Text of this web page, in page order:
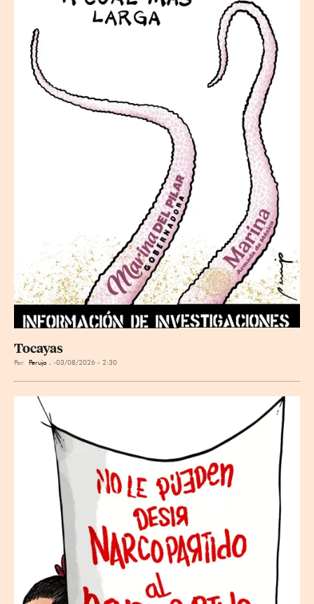
Tocayas
Por Perujo . 03/08/2026 - 2:30